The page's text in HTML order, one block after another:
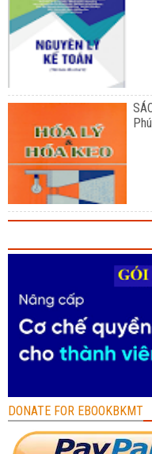
DONATE FOR EBOOKBKMT